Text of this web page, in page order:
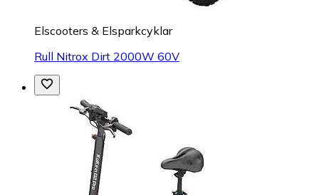
Elscooters & Elsparkcyklar
Rull Nitrox Dirt 2000W 60V